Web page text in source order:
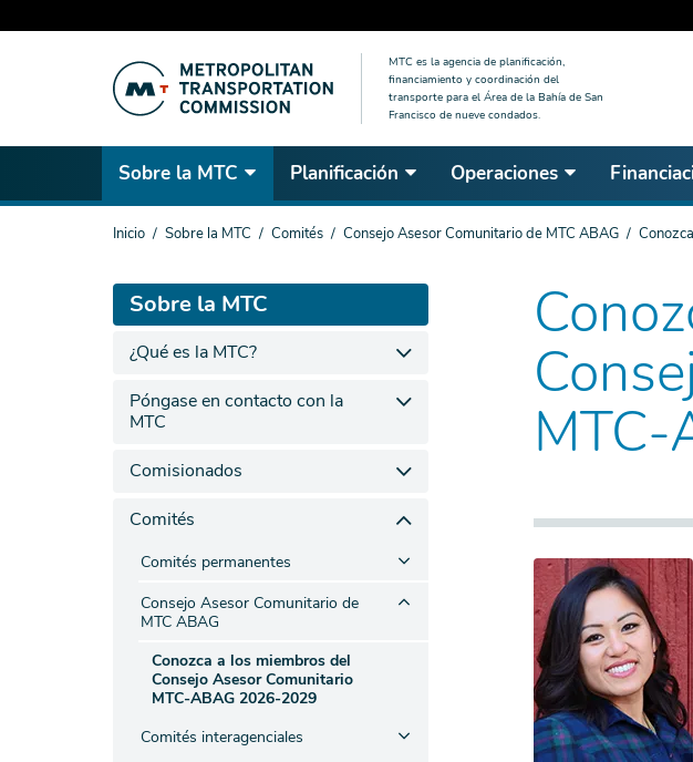
MTC es la agencia de planificación,
financiamiento y coordinación del
transporte para el Área de la Bahía de San
Francisco de nueve condados.
Sobre la MTC Planificación Operaciones
Estás
Inicio Sobre la MTC Comités Consejo Asesor Comunitario de MTC ABAG
Sobre la MTC
¿Qué es la MTC?
Póngase en contacto con la
MTC
Comisionados
Comités
Comités permanentes
Consejo Asesor Comunitario de
MTC ABAG
Conozca a los miembros del
Consejo Asesor Comunitario
MTC-ABAG 2026-2029
Comités interagenciales